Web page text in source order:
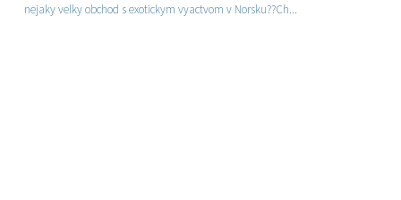
nejaky velky obchod s exotickym vyactvom v Norsku??Ch...